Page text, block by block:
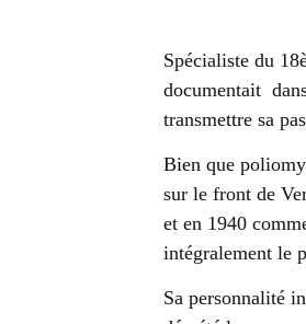
Spécialiste du
documentait
transmettre sa
Bien que
sur le front de
et en 1940
intégralement le
Sa personnalité